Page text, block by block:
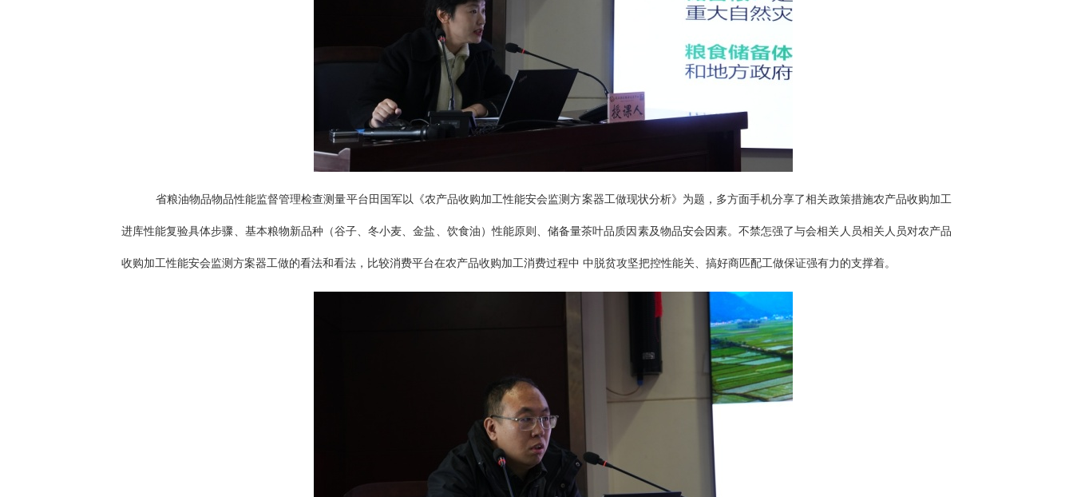
省粮油物品物品性能监督管理检查测量平台田国军以《农产品收购加工性能安会监测方案器工做现状分析》为题，多方面手机分享了相关政策措施农产品收购加工
进库性能复验具体步骤、基本粮物新品种（谷子、冬小麦、金盐、饮食油）性能原则、储备量茶叶品质因素及物品安会因素。不禁怎强了与会相关人员相关人员对农产品
收购加工性能安会监测方案器工做的看法和看法，比较消费平台在农产品收购加工消费过程中 中脱贫攻坚把控性能关、搞好商匹配工做保证强有力的支撑着。